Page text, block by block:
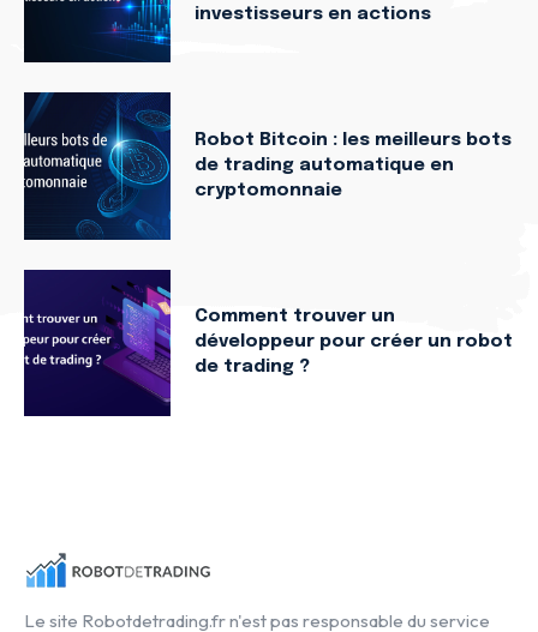
investisseurs en actions
Robot Bitcoin : les meilleurs bots
de trading automatique en
cryptomonnaie
Comment trouver un
développeur pour créer un robot
de trading ?
Le site Robotdetrading.fr n'est pas responsable du service